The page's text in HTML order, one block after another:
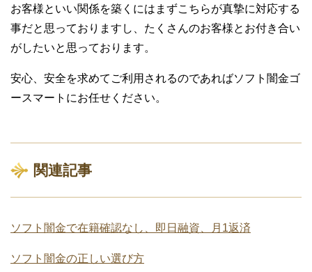
お客様といい関係を築くにはまずこちらが真摯に対応する
事だと思っておりますし、たくさんのお客様とお付き合い
がしたいと思っております。
安心、安全を求めてご利用されるのであればソフト闇金ゴ
ースマートにお任せください。
関連記事
ソフト闇金で在籍確認なし、即日融資、月1返済
ソフト闇金の正しい選び方